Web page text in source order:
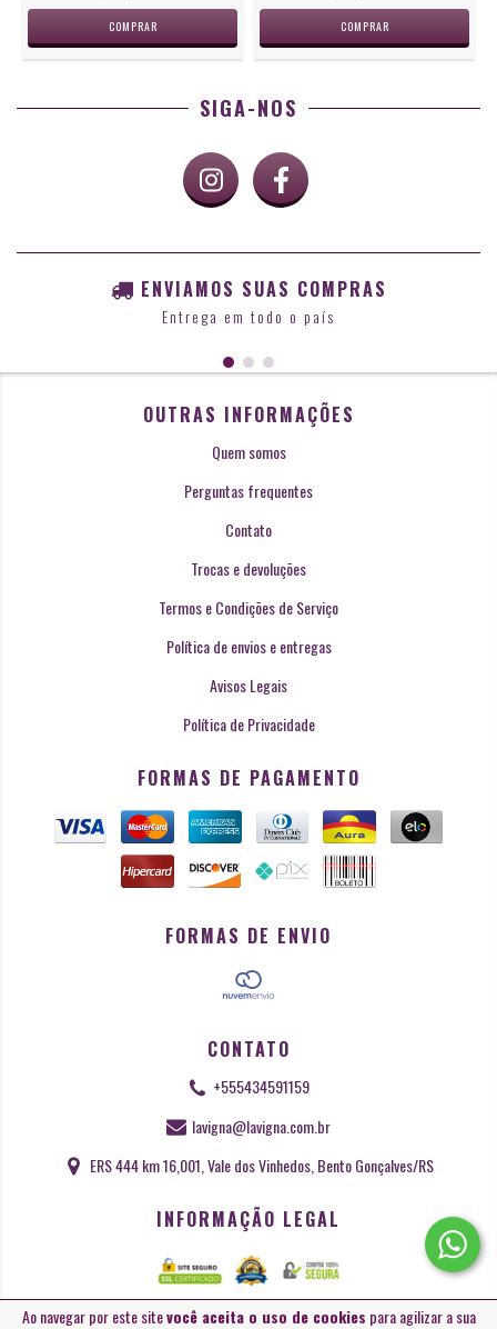
Ao navegar por este sitevocê aceita o uso de cookies para agilizar a sua
SIGA-NOS
ENVIAMOS SUAS COMPRAS
Entrega em todo o país
OUTRAS INFORMAÇÕES
Quem somos
Perguntas frequentes
Contato
Trocas e devoluções
Termos e Condições de Serviço
Política de envios e entregas
Avisos Legais
Política de Privacidade
FORMAS DE PAGAMENTO
FORMAS DE ENVIO
CONTATO
+555434591159
lavigna@lavigna.com.br
ERS 444 km 16,001, Vale dos Vinhedos, Bento Gonçalves/RS
INFORMAÇÃO LEGAL